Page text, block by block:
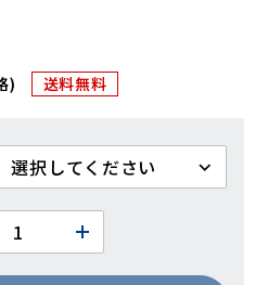
) 送料無料